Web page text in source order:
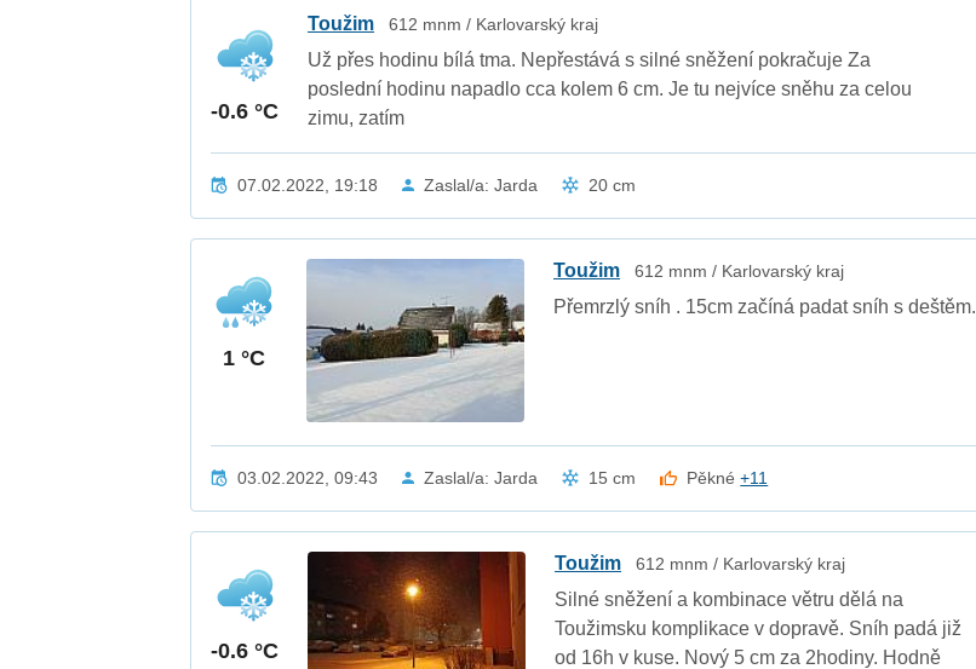
-0.6 °C
Toužim 612 mnm / Karlovarský kraj
Už přes hodinu bílá tma. Nepřestává s silné sněžení pokračuje Za
poslední hodinu napadlo cca kolem 6 cm. Je tu nejvíce sněhu za celou
zimu, zatím
07.02.2022, 19:18 Zaslal/a: Jarda 20 cm
1 °C
Toužim 612 mnm / Karlovarský kraj
Přemrzlý sníh . 15cm začíná padat sníh s deštěm.
03.02.2022, 09:43 Zaslal/a: Jarda 15 cm Pěkné+11
-0.6 °C
Toužim 612 mnm / Karlovarský kraj
Silné sněžení a kombinace větru dělá na
Toužimsku komplikace v dopravě. Sníh padá již
od 16h v kuse. Nový 5 cm za 2hodiny. Hodně